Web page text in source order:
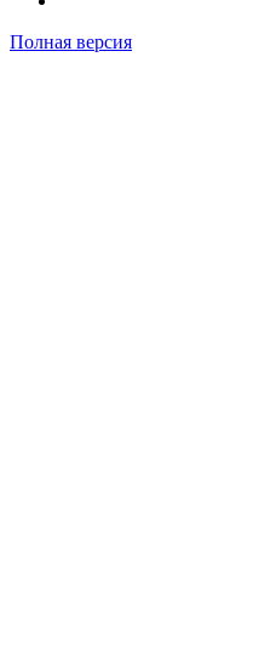
Полная версия